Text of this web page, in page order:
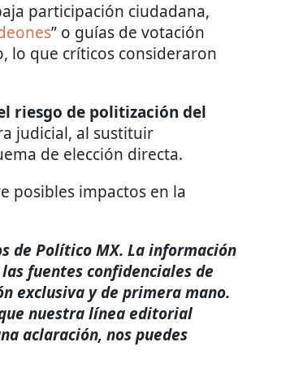
participación ciudadana,
” o guías de votación
lo que críticos consideraron
riesgo de politización del
judicial, al sustituir
de elección directa.
posibles impactos en la
de Político MX. La información
fuentes confidenciales de
exclusiva y de primera mano.
nuestra línea editorial
aclaración, nos puedes